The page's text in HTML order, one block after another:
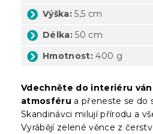
Výška: 5,5 cm
Délka: 50 cm
Hmotnost: 400 g
Vdechněte do interiéru
atmosféru a přeneste se do
Skandinávci milují přírodu a
Vyrábějí zelené věnce z